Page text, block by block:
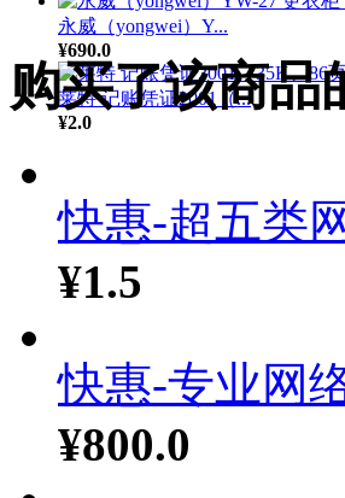
永威（yongwei）Y...
¥690.0
莱特 记账凭证2001（...
¥2.0
购买了该商品
快惠-超五类
¥1.5
快惠-专业网
¥800.0